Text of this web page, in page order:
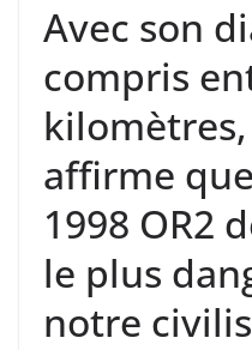
Avec son
compris
kilomètres,
affirme
1998 OR2
le plus
notre